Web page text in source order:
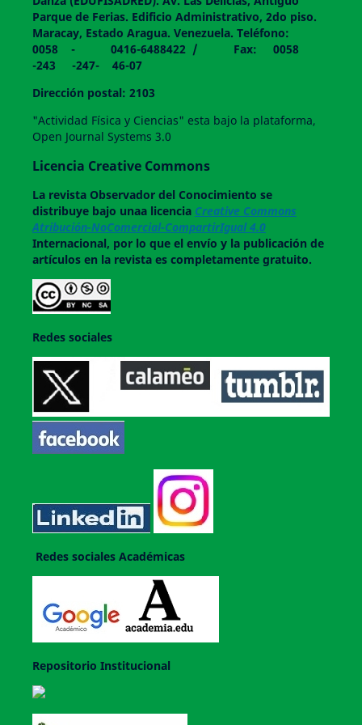
Parque de Ferias. Edificio Administrativo, 2do piso.
Maracay, Estado Aragua. Venezuela. Teléfono:
0058 - 0416-6488422 / Fax: 0058
-243 -247- 46-07
Dirección postal: 2103
"Actividad Física y Ciencias" esta bajo la plataforma,
Open Journal Systems 3.0
Licencia Creative Commons
La revistaObservador del Conocimiento se
distribuye bajo unaa licencia Creative Commons
Atribución-NoComercial-CompartirIgual 4.0
Internacional, por lo que el envío y la publicación de
artículos en la revista es completamente gratuito.
Redes sociales
Redes sociales Académicas
Repositorio Institucional